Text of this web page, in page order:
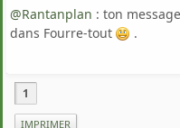
@Rantanplan : ton
dans Fourre-tout
.
1
IMPRIMER